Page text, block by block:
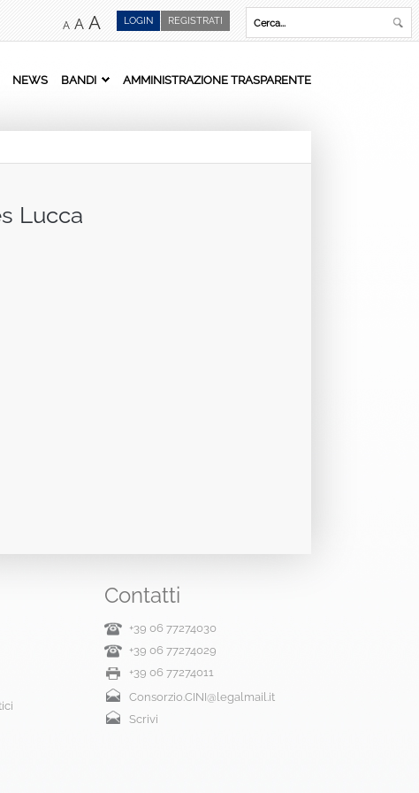
REGISTRATI
LOGIN
A A A
NEWS BANDI AMMINISTRAZIONE TRASPARENTE
Lucca
Contatti
+39 06 77274030
+39 06 77274029
+39 06 77274011
Consorzio.CINI@legalmail.it
Scrivi